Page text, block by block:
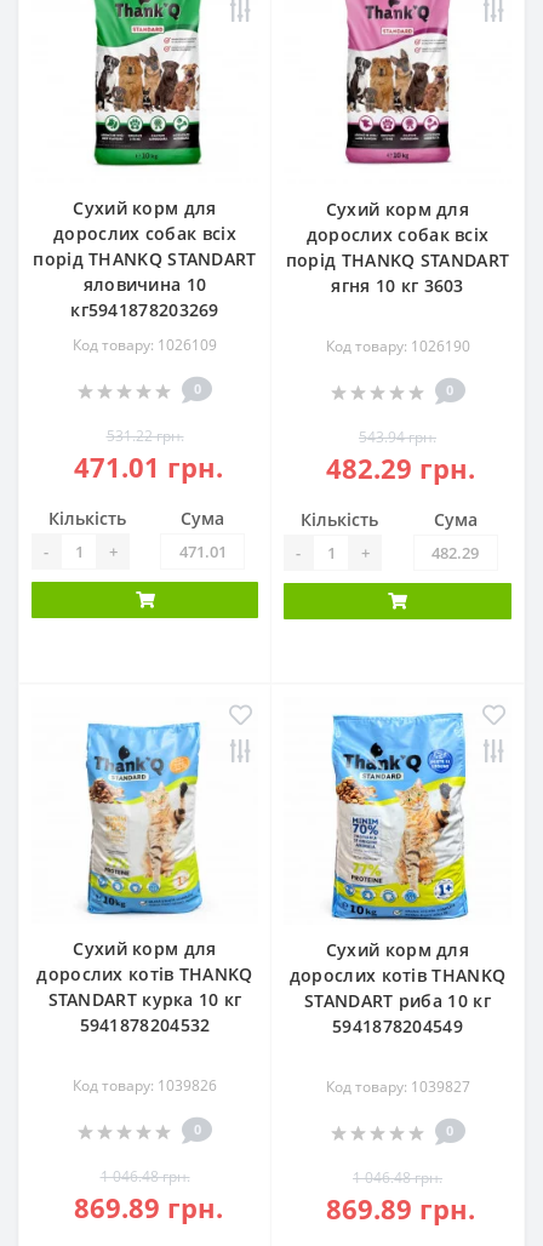
Сухий корм для
дорослих собак всіх
порід THANKQ STANDART
яловичина 10
кг5941878203269
Код товару: 1026109
0
531.22 грн.
471.01 грн.
Кількість
- +
Сума
Сухий корм для
дорослих собак всіх
порід THANKQ STANDART
ягня 10 кг 3603
Код товару: 1026190
0
543.94 грн.
482.29 грн.
Кількість
- +
Сума
Сухий корм для
дорослих котів THANKQ
STANDART курка 10 кг
5941878204532
Код товару: 1039826
0
1 046.48 грн.
869.89 грн.
Сухий корм для
дорослих котів THANKQ
STANDART риба 10 кг
5941878204549
Код товару: 1039827
0
1 046.48 грн.
869.89 грн.